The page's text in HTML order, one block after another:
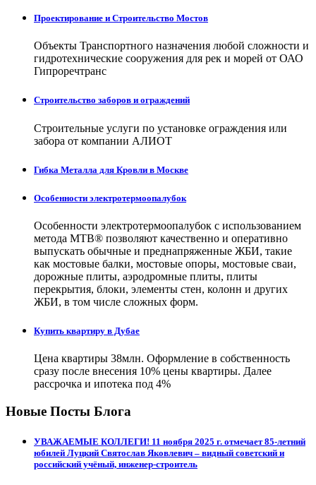
Проектирование и Строительство Мостов
Объекты Транспортного назначения любой сложности и
гидротехнические сооружения для рек и морей от ОАО
Гипроречтранс
Строительство заборов и ограждений
Строительные услуги по установке ограждения или
забора от компании АЛИОТ
Гибка Металла для Кровли в Москве
Особенности электротермоопалубок
Особенности электротермоопалубок с использованием
метода МТВ® позволяют качественно и оперативно
выпускать обычные и преднапряженные ЖБИ, такие
как мостовые балки, мостовые опоры, мостовые сваи,
дорожные плиты, аэродромные плиты, плиты
перекрытия, блоки, элементы стен, колонн и других
ЖБИ, в том числе сложных форм.
Купить квартиру в Дубае
Цена квартиры 38млн. Оформление в собственность
сразу после внесения 10% цены квартиры. Далее
рассрочка и ипотека под 4%
Новые Посты Блога
УВАЖАЕМЫЕ КОЛЛЕГИ! 11 ноября 2025 г. отмечает 85-летний
юбилей Луцкий Святослав Яковлевич – видный советский и
российский учёный, инженер-строитель